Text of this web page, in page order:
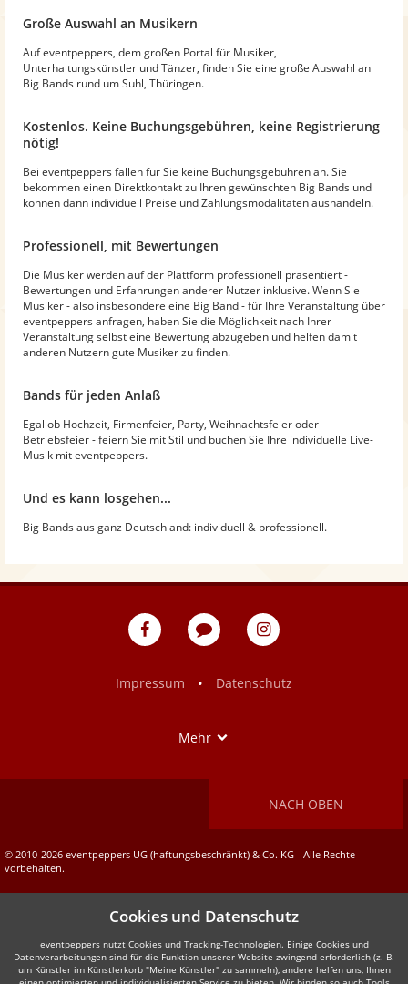
Große Auswahl an Musikern
Auf eventpeppers, dem großen Portal für Musiker,
Unterhaltungskünstler und Tänzer, finden Sie eine große Auswahl an
Big Bands rund um Suhl, Thüringen.
Kostenlos. Keine Buchungsgebühren, keine Registrierung
nötig!
Bei eventpeppers fallen für Sie keine Buchungsgebühren an. Sie
bekommen einen Direktkontakt zu Ihren gewünschten Big Bands und
können dann individuell Preise und Zahlungsmodalitäten aushandeln.
Professionell, mit Bewertungen
Die Musiker werden auf der Plattform professionell präsentiert -
Bewertungen und Erfahrungen anderer Nutzer inklusive. Wenn Sie
Musiker - also insbesondere eine Big Band - für Ihre Veranstaltung über
eventpeppers anfragen, haben Sie die Möglichkeit nach Ihrer
Veranstaltung selbst eine Bewertung abzugeben und helfen damit
anderen Nutzern gute Musiker zu finden.
Bands für jeden Anlaß
Egal ob Hochzeit, Firmenfeier, Party, Weihnachtsfeier oder
Betriebsfeier - feiern Sie mit Stil und buchen Sie Ihre individuelle Live-
Musik mit eventpeppers.
Und es kann losgehen...
Big Bands aus ganz Deutschland: individuell & professionell.
eventpeppers
Blog
eventpeppers
Impressum
• Datenschutz
Mehr
NACH OBEN
© 2010-2026 eventpeppers UG (haftungsbeschränkt) & Co. KG - Alle Rechte
vorbehalten.
Cookies und Datenschutz
eventpeppers nutzt Cookies und Tracking-Technologien. Einige Cookies und
Datenverarbeitungen sind für die Funktion unserer Website zwingend erforderlich (z. B.
um Künstler im Künstlerkorb "Meine Künstler" zu sammeln), andere helfen uns, Ihnen